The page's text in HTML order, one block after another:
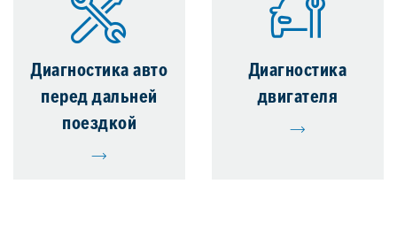
Диагностика авто
перед дальней
поездкой
Диагностика
двигателя